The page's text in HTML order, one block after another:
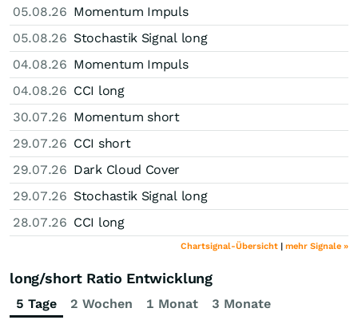
05.08.26 Momentum Impuls
05.08.26 Stochastik Signal long
04.08.26 Momentum Impuls
04.08.26 CCI long
30.07.26 Momentum short
29.07.26 CCI short
29.07.26 Dark Cloud Cover
29.07.26 Stochastik Signal long
28.07.26 CCI long
Chartsignal-Übersicht | mehr Signale »
long/short Ratio Entwicklung
5 Tage 2 Wochen 1 Monat 3 Monate